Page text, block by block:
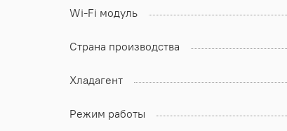
Wi-Fi модуль
Страна производства
Хладагент
Режим работы